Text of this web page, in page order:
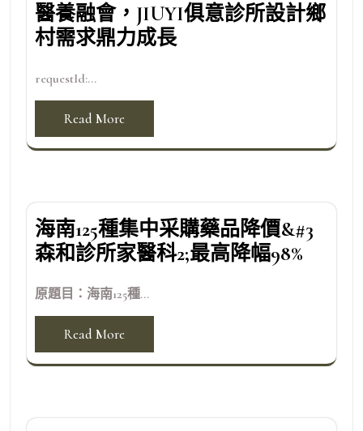
醫養融會，JIUYI俱意診所設計鄉
村需求鼎力成長
requestId:...
Read More
海南125種集中采購藥品降價&#3
森和診所家醫科2;最高降幅98%
原題目：海南125種...
Read More